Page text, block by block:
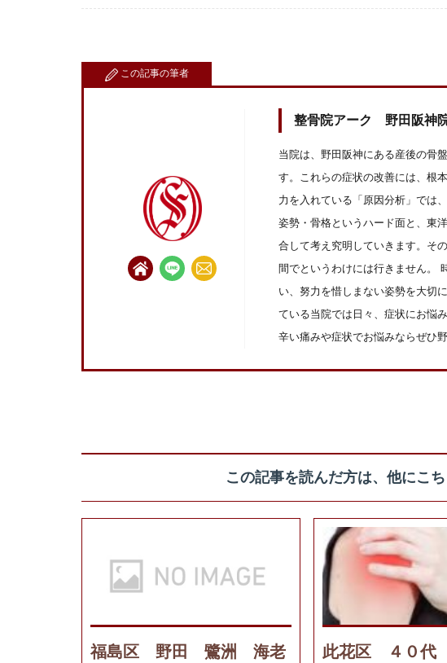
この記事の筆者
整骨院アーク 野田阪神
当院は、野田阪神にある産後の骨
す。これらの症状の改善には、根
力を入れている「原因分析」では
姿勢・骨格というハード面と、東
合して考え究明していきます。そ
間でというわけには行きません。
い、努力を惜しまない姿勢を大切
ている当院では日々、症状にお悩
辛い痛みや症状でお悩みならぜひ
この記事を読んだ方は、他にこ
福島区 野田 鷺洲 海老
此花区 ４０